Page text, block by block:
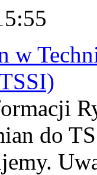
w
do